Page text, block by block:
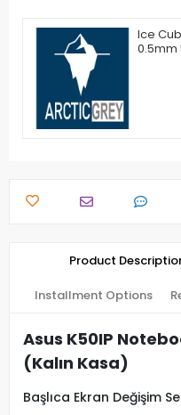
Ice
0.5mm
Product
Installment Options
Asus K50IP
(Kalın Kasa)
Başlıca Ekran Değişim